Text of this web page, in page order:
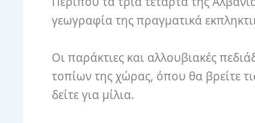
γεωγραφία της πραγματικά
Οι παράκτιες και αλλουβιακές
τοπίων της χώρας, όπου θα βρείτε
δείτε για μίλια.